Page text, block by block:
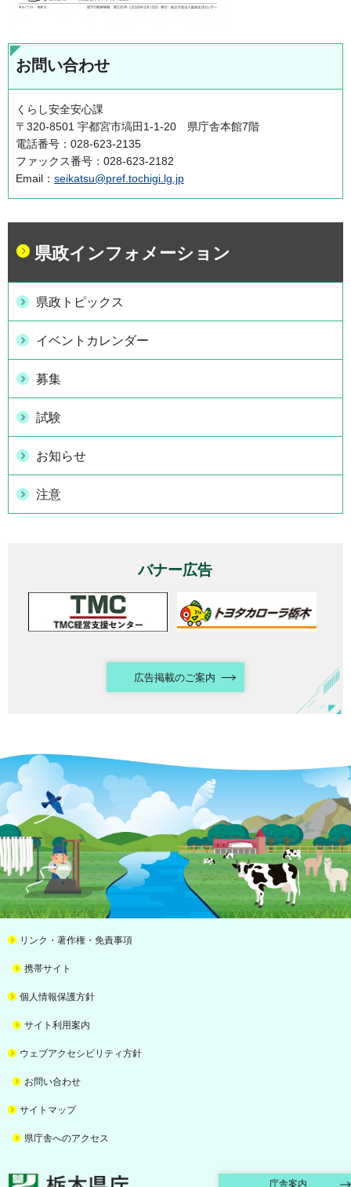
お問い合わせ
くらし安全安心課
〒320-8501 宇都宮市塙田1-1-20 県庁舎本館7階
電話番号：028-623-2135
ファックス番号：028-623-2182
Email： seikatsu@pref.tochigi.lg.jp
県政インフォメーション
県政トピックス
イベントカレンダー
募集
試験
お知らせ
注意
バナー広告
広告掲載のご案内
リンク・著作権・免責事項
携帯サイト
個人情報保護方針
サイト利用案内
ウェブアクセシビリティ方針
お問い合わせ
サイトマップ
県庁舎へのアクセス
栃木県庁 庁舎案内